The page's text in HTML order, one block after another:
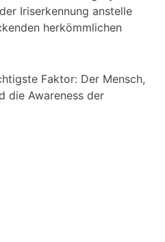
Iriserkennung anstelle
herkömmlichen
Faktor: Der Mensch,
die Awareness der